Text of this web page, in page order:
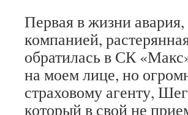
Первая в жизни
компанией,
обратилась в СК
на моем лице, но
страховому агенту,
который в свой не